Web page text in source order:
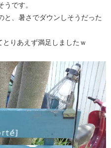
です。
と、暑さでダウンしそうだった
りあえず満足しましたｗ